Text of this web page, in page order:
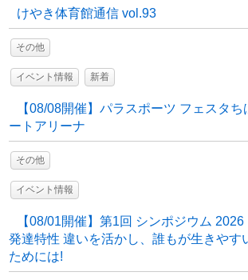
けやき体育館通信 vol.93
その他
イベント情報 新着
【08/08開催】パラスポーツ フェスタ
ートアリーナ
その他
イベント情報
【08/01開催】第1回 シンポジウム
発達特性 違いを活かし、誰もが生きやす
ためには!